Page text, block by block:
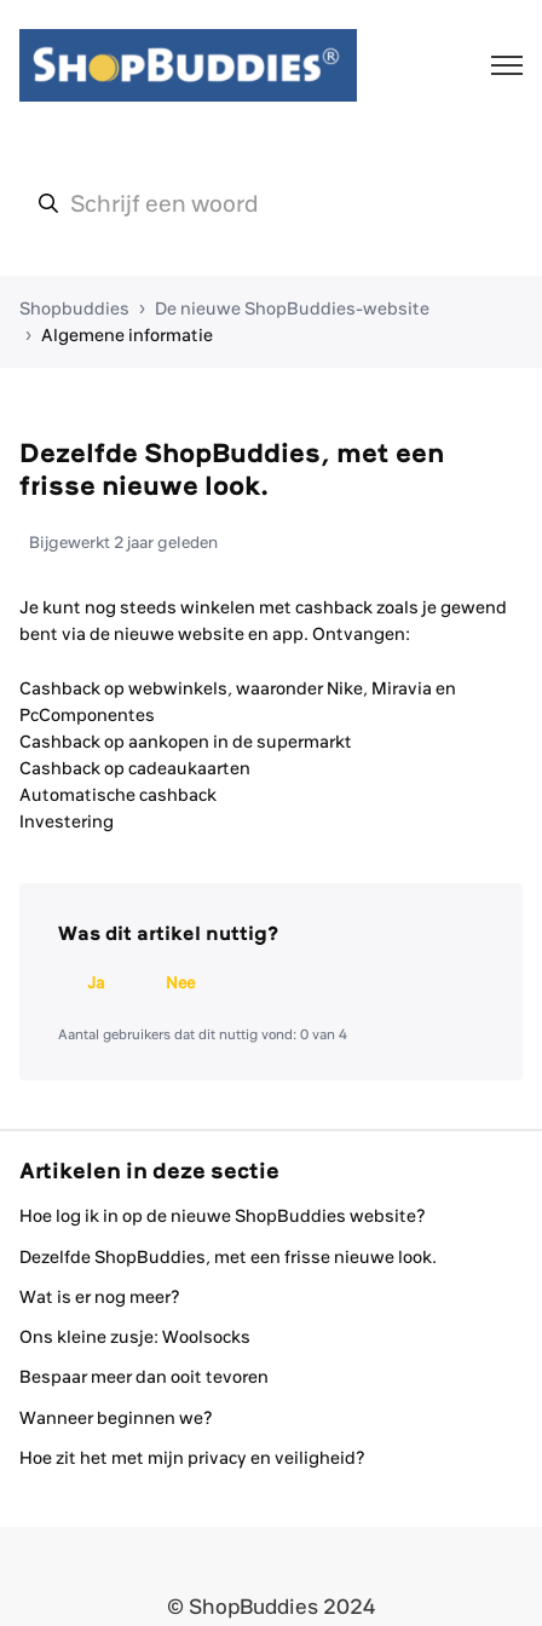
Shopbuddies
De nieuwe ShopBuddies-website
Algemene informatie
Dezelfde ShopBuddies, met een
frisse nieuwe look.
Bijgewerkt 2 jaar geleden
Je kunt nog steeds winkelen met cashback zoals je gewend
bent via de nieuwe website en app. Ontvangen:
Cashback op webwinkels, waaronder Nike, Miravia en
PcComponentes
Cashback op aankopen in de supermarkt
Cashback op cadeaukaarten
Automatische cashback
Investering
Was dit artikel nuttig?
Ja Nee
Aantal gebruikers dat dit nuttig vond: 0 van 4
Artikelen in deze sectie
Hoe log ik in op de nieuwe ShopBuddies website?
Dezelfde ShopBuddies, met een frisse nieuwe look.
Wat is er nog meer?
Ons kleine zusje: Woolsocks
Bespaar meer dan ooit tevoren
Wanneer beginnen we?
Hoe zit het met mijn privacy en veiligheid?
© ShopBuddies 2024